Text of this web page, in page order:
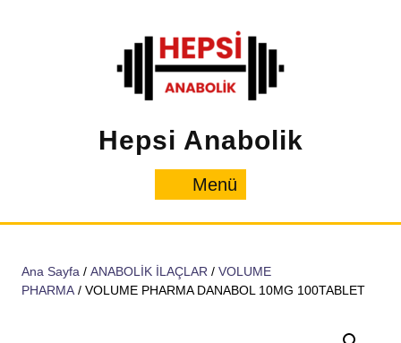
Hepsi Anabolik
Menü
Ana Sayfa / ANABOLİK İLAÇLAR / VOLUME
PHARMA / VOLUME PHARMA DANABOL 10MG 100TABLET